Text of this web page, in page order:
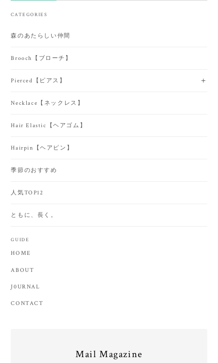
CATEGORIES
森のあたらしい仲間
Brooch【ブローチ】
Pierced【ピアス】
Necklace【ネックレス】
Hair Elastic【ヘアゴム】
Hairpin【ヘアピン】
季節のおすすめ
人気TOP12
ともに、長く。
GUIDE
HOME
ABOUT
J0URNAL
CONTACT
Mail Magazine